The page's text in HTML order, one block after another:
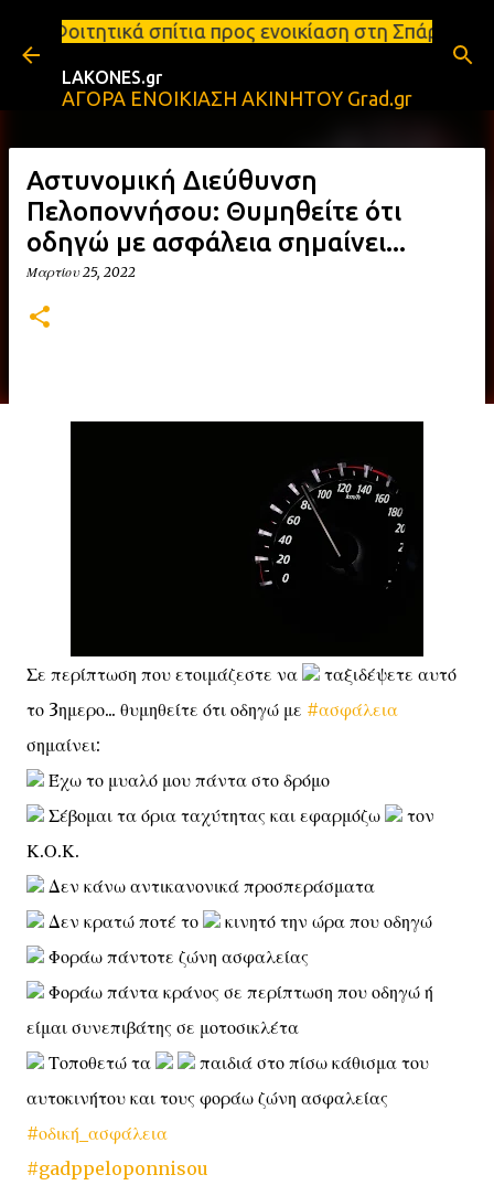
Μετάβαση στο κύριο περιεχόμενο
προς ενοικίαση στη Σπάρτη Ενοικιάσεις
LAKONES.gr
ΑΓΟΡΑ ΕΝΟΙΚΙΑΣΗ ΑΚΙΝΗΤΟΥ Grad.gr
Αστυνομική Διεύθυνση
Πελοποννήσου: Θυμηθείτε ότι
οδηγώ με ασφάλεια σημαίνει...
Μαρτίου 25, 2022
Σε περίπτωση που ετοιμάζεστε να
ταξιδέψετε αυτό
το 3ημερο... θυμηθείτε ότι οδηγώ με #ασφάλεια
σημαίνει:
Έχω το μυαλό μου πάντα στο δρόμο
Σέβομαι τα όρια ταχύτητας και εφαρμόζω
τον
Κ.Ο.Κ.
Δεν κάνω αντικανονικά προσπεράσματα
Δεν κρατώ ποτέ το
κινητό την ώρα που οδηγώ
Φοράω πάντοτε ζώνη ασφαλείας
Φοράω πάντα κράνος σε περίπτωση που οδηγώ ή
είμαι συνεπιβάτης σε μοτοσικλέτα
Τοποθετώ τα
παιδιά στο πίσω κάθισμα του
αυτοκινήτου και τους φοράω ζώνη ασφαλείας
#οδική_ασφάλεια
#gadppeloponnisou